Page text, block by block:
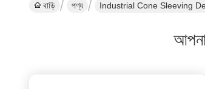
বাড়ি পণ্য Industrial Cone Sleeving